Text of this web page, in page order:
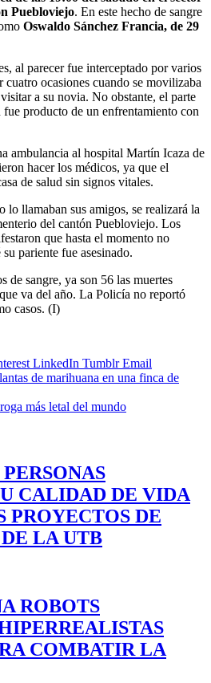
Puebloviejo. En este hecho de sangre
Oswaldo Sánchez Francia, de 29
al parecer fue interceptado por varios
cuatro ocasiones cuando se movilizaba
a su novia. No obstante, el parte
producto de un enfrentamiento con
ambulancia al hospital Martín Icaza de
hacer los médicos, ya que el
de salud sin signos vitales.
lo llamaban sus amigos, se realizará la
del cantón Puebloviejo. Los
que hasta el momento no
pariente fue asesinado.
de sangre, ya son 56 las muertes
va del año. La Policía no reportó
casos. (I)
LinkedIn Tumblr Email
de marihuana en una finca de
más letal del mundo
CALIDAD DE VIDA
PROYECTOS DE
LA UTB
ROBOTS
COMBATIR LA